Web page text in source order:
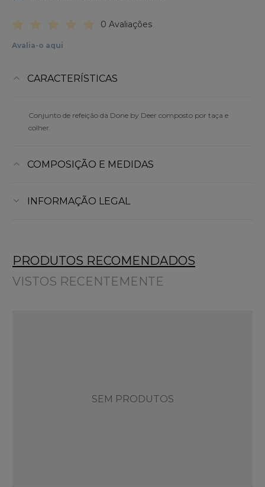
0 Avaliações
Avalia-o aqui
CARACTERÍSTICAS
Conjunto de refeição da Done by Deer composto por taça e
colher.
COMPOSIÇÃO E MEDIDAS
INFORMAÇÃO LEGAL
PRODUTOS RECOMENDADOS
VISTOS RECENTEMENTE
SEM PRODUTOS